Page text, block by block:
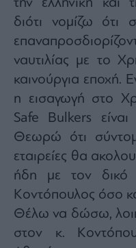
You
can
opt
at
any
This
is
by
reCAPTCHA
and
the
Privacy
and
Terms
of
Service
την ελληνική και
διότι νομίζω ότι
ναυτιλίας με το
καινούργια εποχή.
η εισαγωγή στο
Safe Bulkers
Θεωρώ ότι
εταιρείες θα
ήδη με τον
Κοντόπουλος όσο
Θέλω να δώσω,
στον κ.